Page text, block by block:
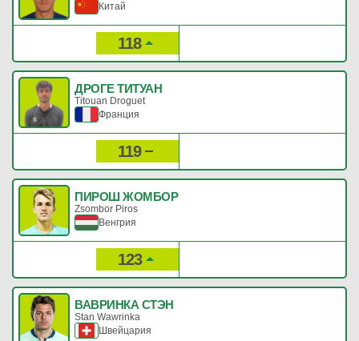
Китай
118
ДРОГЕ ТИТУАН
Titouan Droguet
Франция
119
ПИРОШ ЖОМБОР
Zsombor Piros
Венгрия
123
ВАВРИНКА СТЭН
Stan Wawrinka
Швейцария